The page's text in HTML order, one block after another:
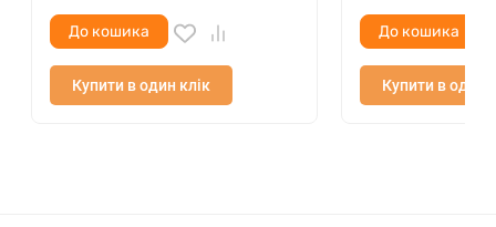
До кошика
Купити в один клік
До кошика
Купити в один